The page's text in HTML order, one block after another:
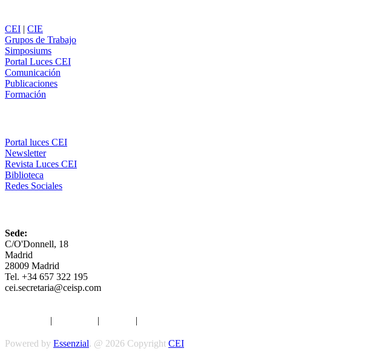
CEI | CIE
Grupos de Trabajo
Simposiums
Portal Luces CEI
Comunicación
Publicaciones
Formación
Portal luces CEI
Newsletter
Revista Luces CEI
Biblioteca
Redes Sociales
Sede:
C/O'Donnell, 18
Madrid
28009 Madrid
Tel. +34 657 322 195
cei.secretaria@ceisp.com
| | |
Powered by Essenzial. @ 2026 Copyright CEI